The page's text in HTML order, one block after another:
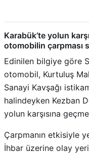
Karabük’te yolun
otomobilin çarpması
Edinilen bilgiye göre
otomobil, Kurtuluş
Sanayi Kavşağı
halindeyken Kezban
yolun karşısına
Çarpmanın etkisiyle
İhbar üzerine olay